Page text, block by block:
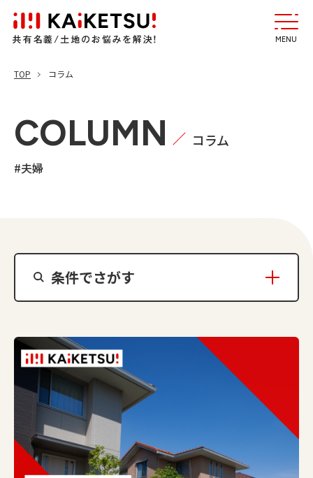
MENU
TOP コラム
COLUMN コラム
#夫婦
条件でさがす